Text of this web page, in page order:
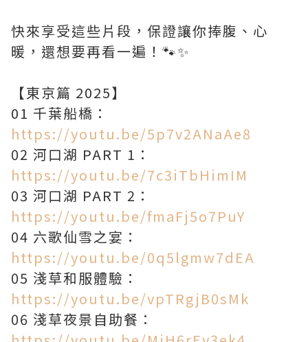
快來享受這些片段，保證讓你捧腹、心
暖，還想要再看一遍！🐾✨
【東京篇 2025】
01 千葉船橋：
https://youtu.be/5p7v2ANaAe8
02 河口湖 PART 1：
https://youtu.be/7c3iTbHimIM
03 河口湖 PART 2：
https://youtu.be/fmaFj5o7PuY
04 六歌仙雪之宴：
https://youtu.be/0q5lgmw7dEA
05 淺草和服體驗：
https://youtu.be/vpTRgjB0sMk
06 淺草夜景自助餐：